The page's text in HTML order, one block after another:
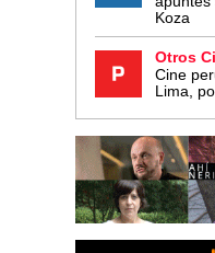
Koza
Otros
Cine
Lima,